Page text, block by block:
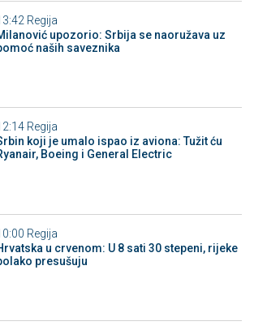
Regija
upozorio: Srbija se naoružava uz
naših saveznika
Regija
koji je umalo ispao iz aviona: Tužit ću
Boeing i General Electric
Regija
u crvenom: U 8 sati 30 stepeni, rijeke
presušuju